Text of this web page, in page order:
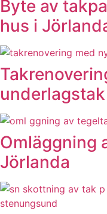
Byte av
hus i
Omläggning
Jörlanda